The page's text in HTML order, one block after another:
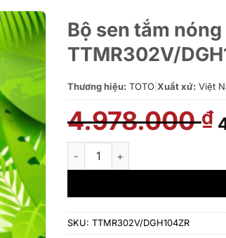
Bộ sen tắm
TTMR302V/
Thương hiệu: TOTO Xuất xứ: Việt
4.978.000₫
Bộ sen tắm nóng lạnh Rei-S Bát
SKU: TTMR302V/DGH104ZR